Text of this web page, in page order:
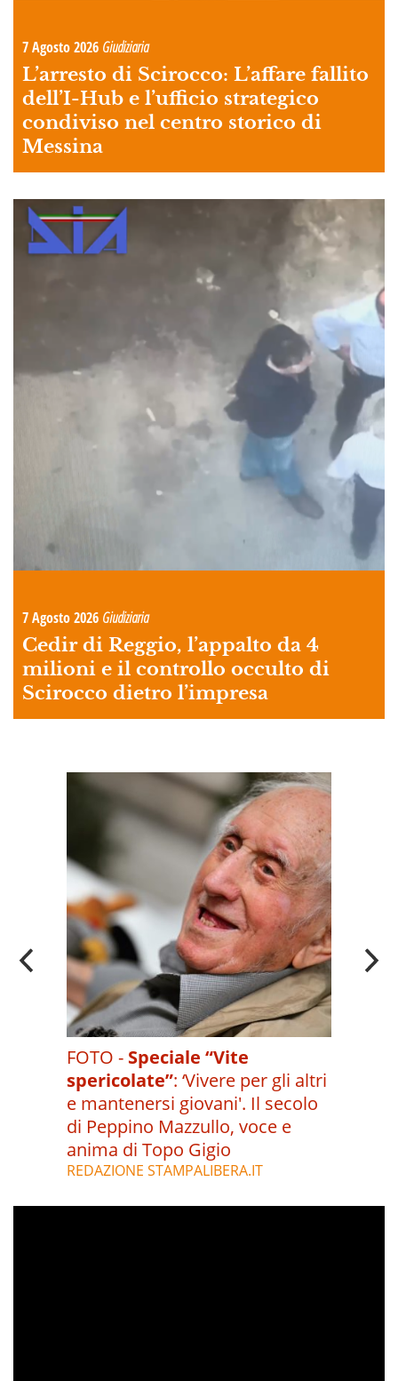
7 Agosto 2026 Giudiziaria
L’arresto di Scirocco: L’affare fallito
dell’I-Hub e l’ufficio strategico
condiviso nel centro storico di
Messina
7 Agosto 2026 Giudiziaria
Cedir di Reggio, l’appalto da 4
milioni e il controllo occulto di
Scirocco dietro l’impresa
FOTO - Speciale “Vite
spericolate”: ‘Vivere per gli altri
e mantenersi giovani'. Il secolo
di Peppino Mazzullo, voce e
anima di Topo Gigio
REDAZIONE STAMPALIBERA.IT